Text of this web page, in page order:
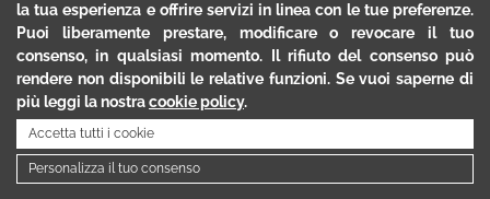
la tua esperienza e offrire servizi in linea con le tue preferenze.
Puoi liberamente prestare, modificare o revocare il tuo
consenso, in qualsiasi momento. Il rifiuto del consenso può
rendere non disponibili le relative funzioni. Se vuoi saperne di
più leggi la nostracookie policy.
Accetta tutti i cookie
Personalizza il tuo consenso